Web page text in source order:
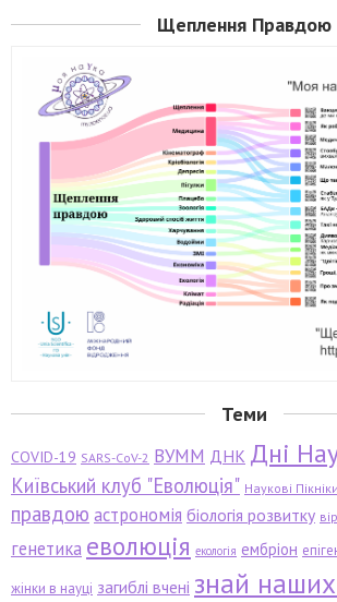
Щеплення Правдою
Теми
COVID-19 SARS-CoV-2 ВУММ ДНК Дні
Київський клуб "Еволюція" Наукові Пікніки
правдою астрономія біологія розвитку
генетика еволюція екологія ембріон
жінки в науці загиблі вчені знай